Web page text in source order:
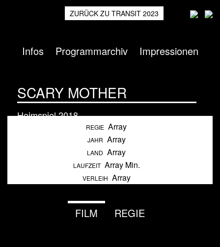
ZURÜCK ZU TRANSIT 2023
Infos Programmarchiv Impressionen
SCARY MOTHER
Heimspiel2018
REGIE Array
JAHR Array
LAND Array
LAUFZEIT Array Min.
VERLEIH Array
FILM REGIE